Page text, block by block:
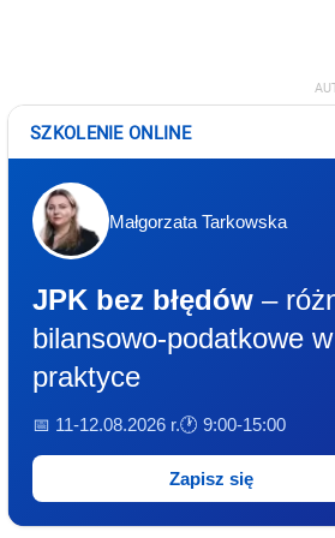
SZKOLENIE ONLINE
Małgorzata Tarkowska
JPK bez błędów –
bilansowo-podatkowe w
praktyce
📅 11-12.08.2026 r.🕐 9:00-15:00
Zapisz się